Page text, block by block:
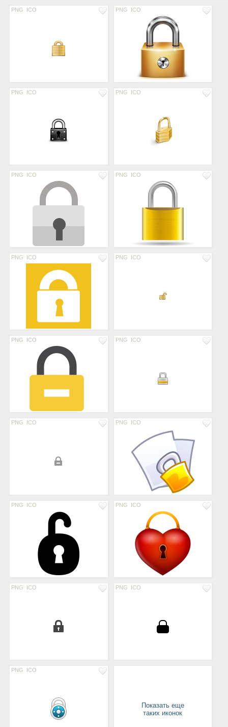
PNG ICO PNG ICO
PNG ICO PNG ICO
PNG ICO PNG ICO
PNG ICO PNG ICO
PNG ICO PNG ICO
PNG ICO PNG ICO
PNG ICO PNG ICO
PNG ICO PNG ICO
PNG ICO
Показать еще
таких иконок